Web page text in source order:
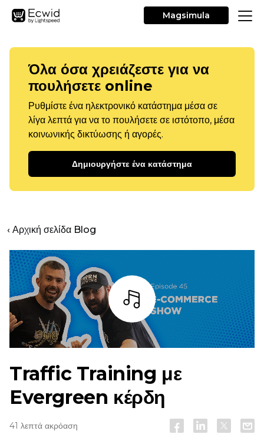
Magsimula
Όλα όσα χρειάζεστε για να
πουλήσετε online
Ρυθμίστε ένα ηλεκτρονικό κατάστημα μέσα σε
λίγα λεπτά για να το πουλήσετε σε ιστότοπο, μέσα
κοινωνικής δικτύωσης ή αγορές.
Δημιουργήστε ένα κατάστημα
‹ Αρχική σελίδα Blog
Άκουσε
Traffic Training με
Evergreen κέρδη
41 λεπτά ακρόαση